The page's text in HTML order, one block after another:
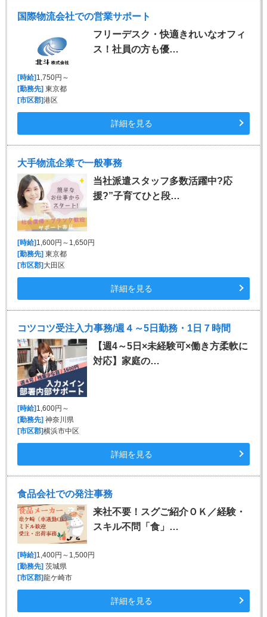
国際物流会社での営業サポート
フリーデスク・快適きれいなオフィ
ス！社員の方も優…
[時給]1,750円～
[勤務先]東京都
[市区郡]港区
詳細を見る
大手物流企業で一般事務
当社派遣スタッフ多数活躍中?応
援?”子育てひと段…
[時給] 1,600円～1,650円
[勤務先] 東京都
[市区郡] 大田区
詳細を見る
コツコツ受注入力事務/週４～5日勤務・1日７時間
【週4～5日×未経験可×働き方柔軟に
対応】家庭の…
[時給] 1,600円～
[勤務先] 神奈川県
[市区郡]横浜市中区
詳細を見る
食品会社での発注事務
来社不要！スグご紹介ＯＫ／経験・
スキル不問「食」…
[時給] 1,400円～1,500円
[勤務先] 茨城県
[市区郡]龍ケ崎市
詳細を見る